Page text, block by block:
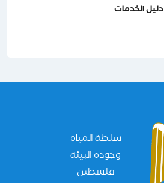
دليل الخدمات
سلطة المياه
وجودة البيئة
فلسطين